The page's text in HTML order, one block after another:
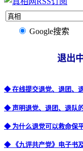
Google搜索
退出
◆ 在线提交退党、退团、
◆ 声明退党、退团、退队
◆ 为什么退党可以救命保
◆ 《九评共产党》电子书